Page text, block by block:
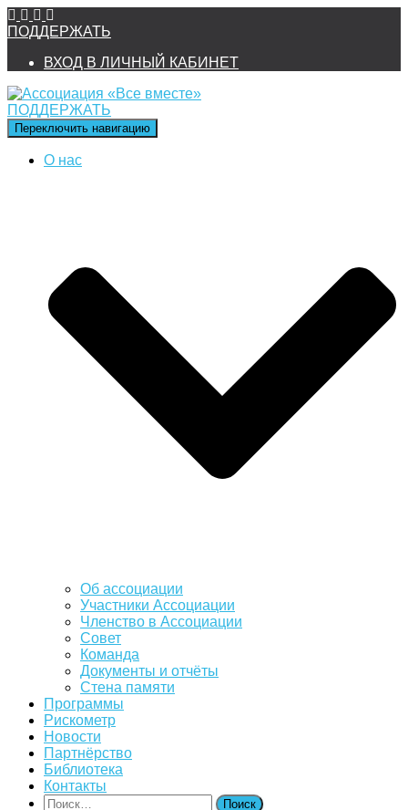
ПОДДЕРЖАТЬ
ВХОД В ЛИЧНЫЙ КАБИНЕТ
ПОДДЕРЖАТЬ
Переключить навигацию
О нас
Об ассоциации
Участники Ассоциации
Членство в Ассоциации
Совет
Команда
Документы и отчёты
Стена памяти
Программы
Рискометр
Новости
Партнёрство
Библиотека
Контакты
Найти: